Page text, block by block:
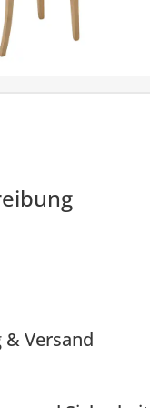
& Versand